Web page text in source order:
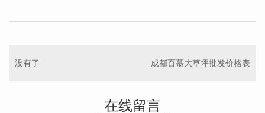
没有了 成都百慕大草坪批发价格表
在线留言